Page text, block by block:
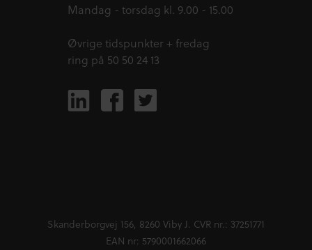
Mandag - torsdag kl. 9.00 - 15.00
Øvrige tidspunkter + fredag
ring på 50 50 24 13
Skanderborgvej 156, 8260 Viby J. CVR nr.: 37251771
EAN nr: 5790001662066